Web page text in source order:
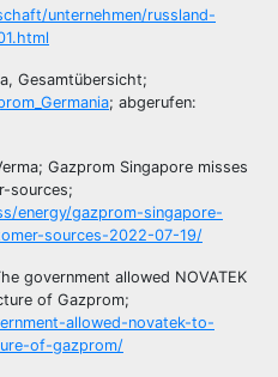
unternehmen/russland-
Gesamtübersicht;
; abgerufen:
Gazprom Singapore misses
sources;
energy/gazprom-singapore-
sources-2022-07-19/
government allowed NOVATEK
of Gazprom;
allowed-novatek-to-
of-gazprom/